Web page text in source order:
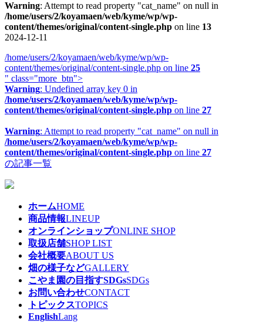
Warning: Attempt to read property "cat_name" on null in
/home/users/2/koyamaen/web/kyme/wp/wp-
content/themes/original/content-single.php on line 13
2024-12-11
/home/users/2/koyamaen/web/kyme/wp/wp-
content/themes/original/content-single.php on line 25
" class="more_btn">
Warning: Undefined array key 0 in
/home/users/2/koyamaen/web/kyme/wp/wp-
content/themes/original/content-single.php on line 27
Warning: Attempt to read property "cat_name" on null in
/home/users/2/koyamaen/web/kyme/wp/wp-
content/themes/original/content-single.php on line 27
の記事一覧
ホームHOME
商品情報LINEUP
オンラインショップONLINE SHOP
取扱店舗SHOP LIST
会社概要ABOUT US
畑の様子などGALLERY
こやま園の目指すSDGsSDGs
お問い合わせCONTACT
トピックスTOPICS
EnglishLang